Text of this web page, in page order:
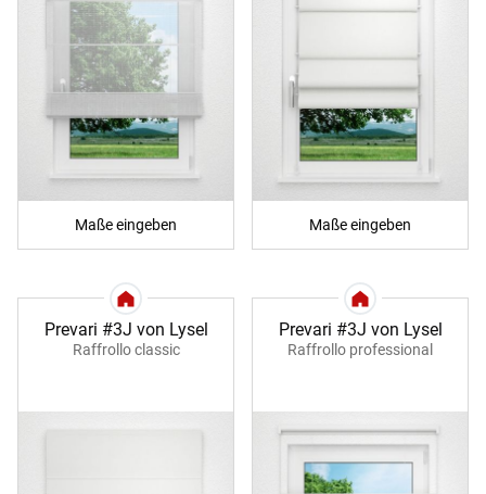
Maße eingeben Maße eingeben
Prevari #3J von Lysel
Raffrollo classic
Prevari #3J von Lysel
Raffrollo professional